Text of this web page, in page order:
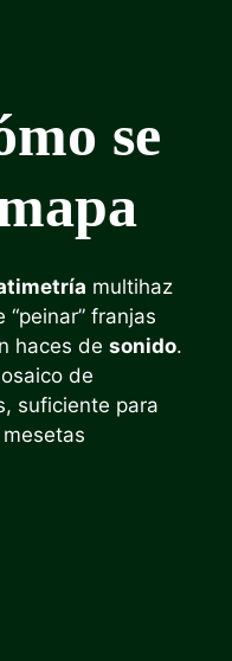
se
multihaz
franjas
haces de sonido.
de
suficiente para